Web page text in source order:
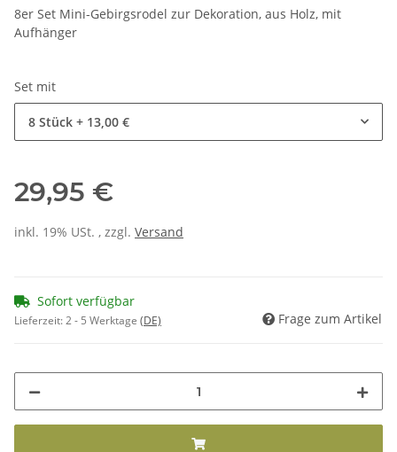
8er Set Mini-Gebirgsrodel zur Dekoration, aus Holz, mit
Aufhänger
Set mit
8 Stück + 13,00 €
29,95 €
inkl. 19% USt. , zzgl. Versand
Sofort verfügbar
Lieferzeit:2 - 5 Werktage (DE) Frage zum Artikel